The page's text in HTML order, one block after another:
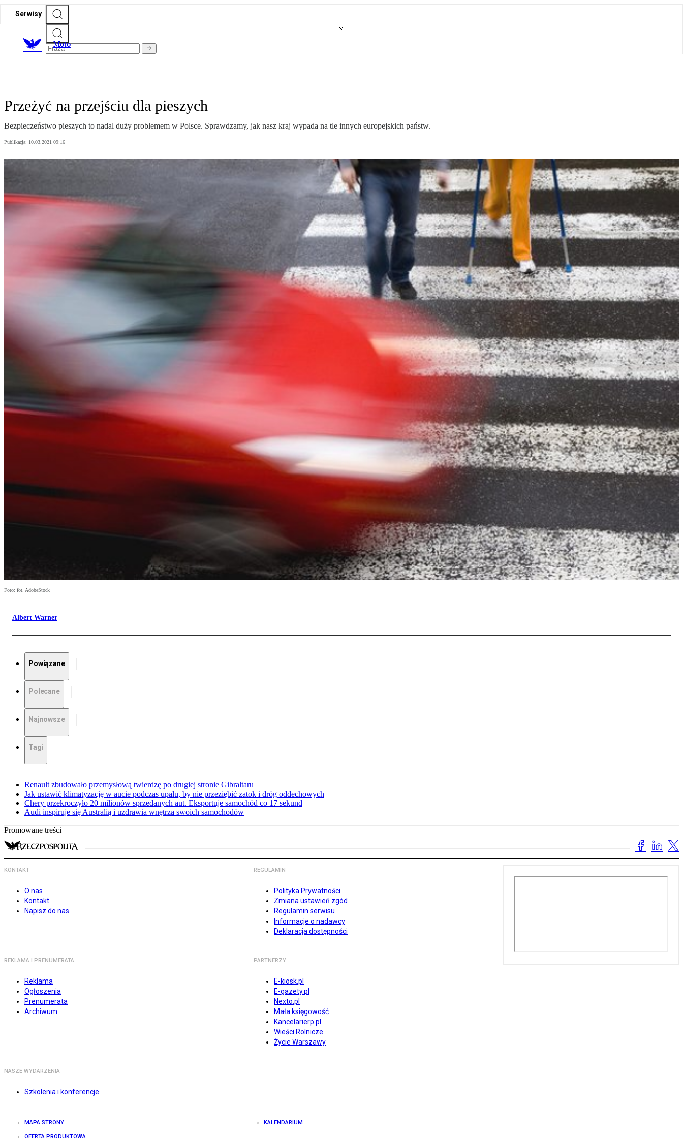
Serwisy
Moto
Przeżyć na przejściu dla pieszych
Bezpieczeństwo pieszych to nadal duży problemem w Polsce. Sprawdzamy, jak nasz kraj wypada na tle innych europejskich państw.
Publikacja: 10.03.2021 09:16
Foto: fot. AdobeStock
Albert Warner
Powiązane
Polecane
Najnowsze
Tagi
Renault zbudowało przemysłową twierdzę po drugiej stronie Gibraltaru
Jak ustawić klimatyzację w aucie podczas upału, by nie przeziębić zatok i dróg oddechowych
Chery przekroczyło 20 milionów sprzedanych aut. Eksportuje samochód co 17 sekund
Audi inspiruje się Australią i uzdrawia wnętrza swoich samochodów
Promowane treści
KONTAKT
O nas
Kontakt
Napisz do nas
REGULAMIN
Polityka Prywatności
Zmiana ustawień zgód
Regulamin serwisu
Informacje o nadawcy
Deklaracja dostępności
REKLAMA I PRENUMERATA
Reklama
Ogłoszenia
Prenumerata
Archiwum
PARTNERZY
E-kiosk.pl
E-gazety.pl
Nexto.pl
Mała księgowość
Kancelarierp.pl
Wieści Rolnicze
Życie Warszawy
NASZE WYDARZENIA
Szkolenia i konferencje
MAPA STRONY KALENDARIUM